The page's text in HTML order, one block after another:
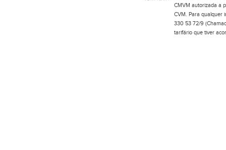
CMVM autorizada a
CVM. Para qualquer
330 53 72/9
tarifário que tiver